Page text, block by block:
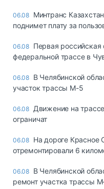
06.08 Минтранс
поднимет плату за
06.08 Первая российская
федеральной трассе в
06.08 В Челябинской
участок трассы М-5
06.08 Движение на
ограничат
06.08 На дороге Красное
отремонтировали 6
06.08 В Челябинской
ремонт участка трассы